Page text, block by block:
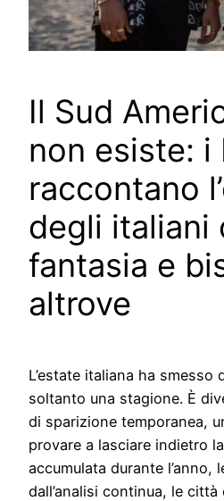
Il Sud
non esiste: i
raccontano
degli italiani
fantasia e
altrove
L’estate italiana ha smesso
soltanto una stagione. È
di sparizione temporanea,
provare a lasciare indietro
accumulata durante l’anno,
dall’analisi continua, le